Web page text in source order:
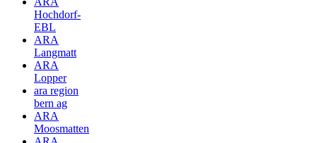
Hochdorf-
EBL
ARA
Langmatt
ARA
Lopper
ara region
bern ag
ARA
Moosmatten